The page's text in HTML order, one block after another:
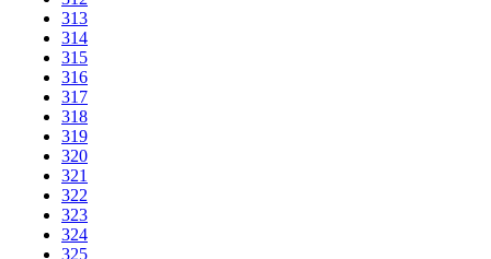
313
314
315
316
317
318
319
320
321
322
323
324
325